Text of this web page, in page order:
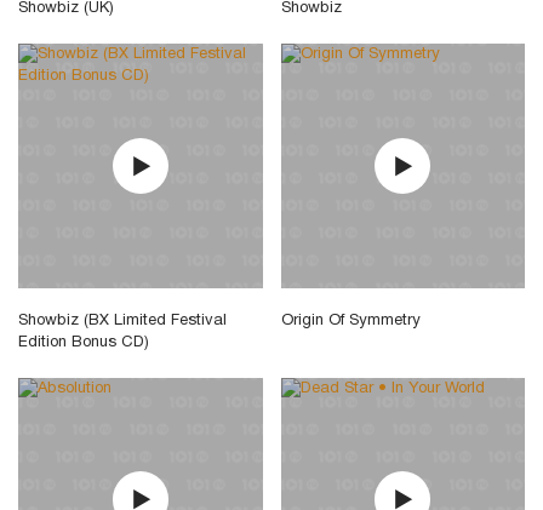
Showbiz (UK) Showbiz
Showbiz (BX Limited Festival
Edition Bonus CD)
Origin Of Symmetry